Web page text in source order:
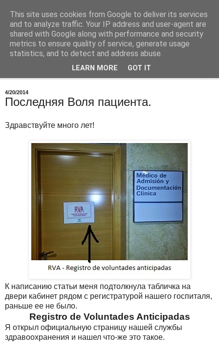
Врач в Испании
О работе, о медицине в Испании
4/20/2014
Последняя Воля пациента.
Здравствуйте много лет!
К написанию статьи меня подтолкнула табличка на
двери кабинет рядом с регистратурой нашего госпиталя,
раньше ее не было.
Registro de Voluntades Anticipadas
Я открыл официальную страницу нашей службы
здравоохранения и нашел что-же это такое.
This site uses cookies from Google to deliver its services
and to analyze traffic. Your IP address and user-agent are
shared with Google along with performance and security
metrics to ensure quality of service, generate usage
statistics, and to detect and address abuse.
LEARN MORE GOT IT